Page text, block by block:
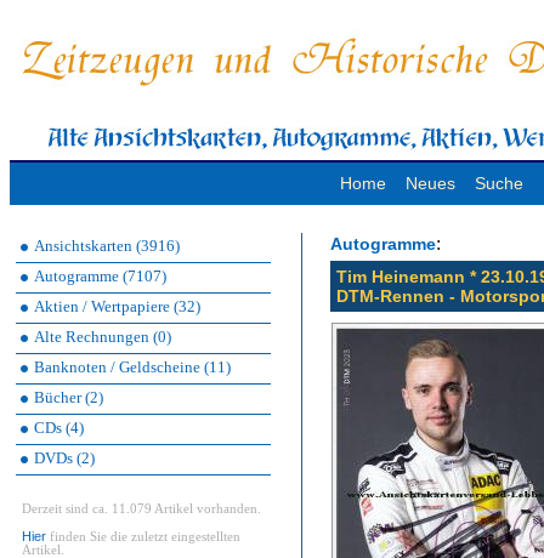
Home Neues Suche
Ansichtskarten (3916)
Autogramme (7107)
Aktien / Wertpapiere (32)
Alte Rechnungen (0)
Banknoten / Geldscheine (11)
Bücher (2)
CDs (4)
DVDs (2)
Derzeit sind ca. 11.079 Artikel vorhanden.
Hier finden Sie die zuletzt eingestellten
Artikel.
Autogramme:
Tim Heinemann *
DTM-Rennen -